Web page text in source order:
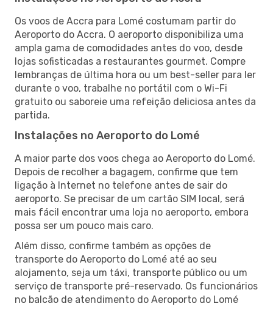
Os voos de Accra para Lomé costumam partir do
Aeroporto do Accra. O aeroporto disponibiliza uma
ampla gama de comodidades antes do voo, desde
lojas sofisticadas a restaurantes gourmet. Compre
lembranças de última hora ou um best-seller para ler
durante o voo, trabalhe no portátil com o Wi-Fi
gratuito ou saboreie uma refeição deliciosa antes da
partida.
Instalações no Aeroporto do Lomé
A maior parte dos voos chega ao Aeroporto do Lomé.
Depois de recolher a bagagem, confirme que tem
ligação à Internet no telefone antes de sair do
aeroporto. Se precisar de um cartão SIM local, será
mais fácil encontrar uma loja no aeroporto, embora
possa ser um pouco mais caro.
Além disso, confirme também as opções de
transporte do Aeroporto do Lomé até ao seu
alojamento, seja um táxi, transporte público ou um
serviço de transporte pré-reservado. Os funcionários
no balcão de atendimento do Aeroporto do Lomé